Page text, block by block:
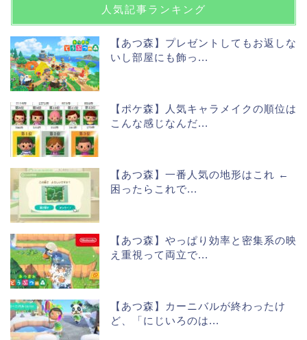
人気記事ランキング
【あつ森】プレゼントしてもお返しな
いし部屋にも飾っ...
【ポケ森】人気キャラメイクの順位は
こんな感じなんだ...
【あつ森】一番人気の地形はこれ ←
困ったらこれで...
【あつ森】やっぱり効率と密集系の映
え重視って両立で...
【あつ森】カーニバルが終わったけ
ど、「にじいろのは...